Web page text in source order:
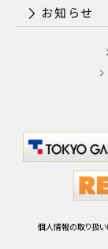
お知らせ
個人情報の取り扱い